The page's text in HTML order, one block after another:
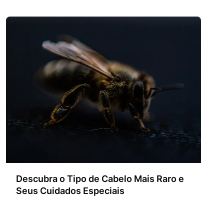
Descubra o Tipo de Cabelo Mais Raro e
Seus Cuidados Especiais